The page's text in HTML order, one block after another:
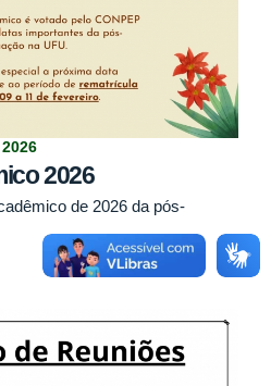
2026
de 2026 da pós-